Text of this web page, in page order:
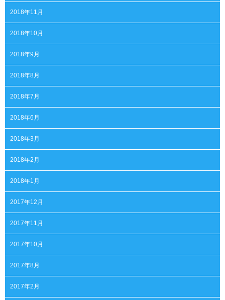
2018年11月
2018年10月
2018年9月
2018年8月
2018年7月
2018年6月
2018年3月
2018年2月
2018年1月
2017年12月
2017年11月
2017年10月
2017年8月
2017年2月